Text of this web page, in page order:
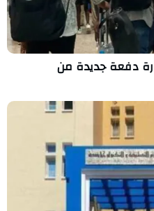
دفعة جديدة من